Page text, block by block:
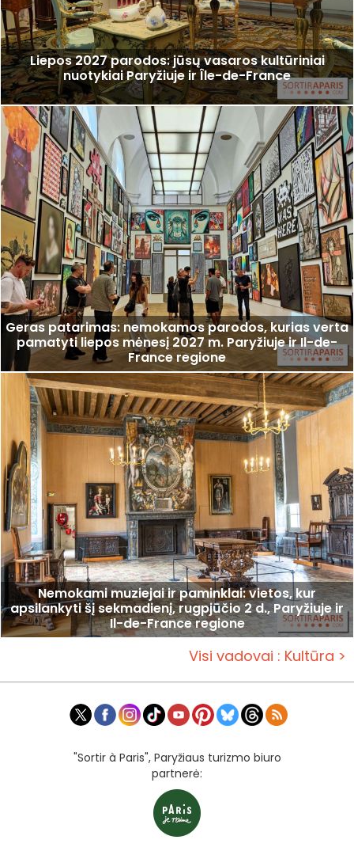
Liepos 2027 parodos: jūsų vasaros kultūriniai
nuotykiai Paryžiuje ir Île-de-France
Geras patarimas: nemokamos parodos, kurias verta
pamatyti liepos mėnesį 2027 m. Paryžiuje ir Il-de-
France regione
Nemokami muziejai ir paminklai: vietos, kur
apsilankyti šį sekmadienį, rugpjūčio 2 d., Paryžiuje ir
Il-de-France regione
Visi vadovai : Kultūra >
"Sortir à Paris", Paryžiaus turizmo biuro
partnerė: